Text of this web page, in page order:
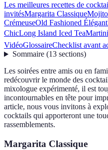
Les meilleures recettes de
invitésMargarita Classique
CrémeuseOld Fashioned Élégant
ChicLong Island Iced Tea
VidéoGlossaireChecklist avant
Sommaire(13 sections)
Les soirées entre amis ou en
redécouvrir le monde des
mixologue expérimenté, il est
incontournables en tête pour
article, nous vous invitons à
cocktails qui apporteront une
rassemblements.
Margarita Classique